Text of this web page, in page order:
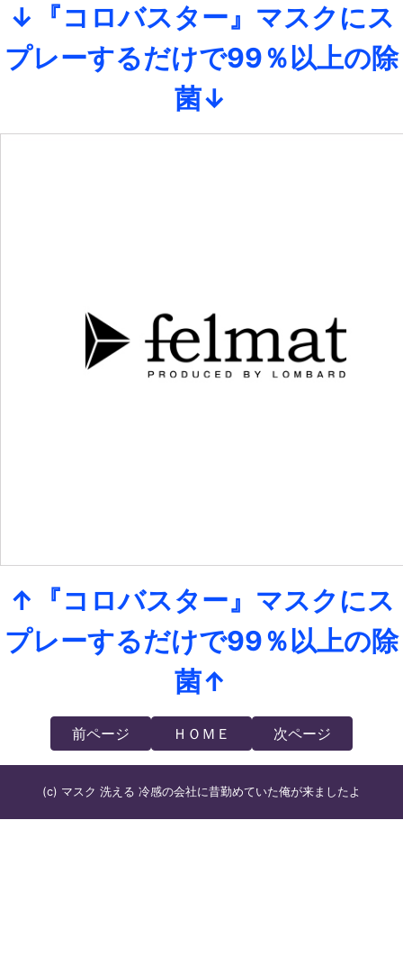
↓『コロバスター』マスクにス
プレーするだけで99％以上の除
菌↓
↑『コロバスター』マスクにス
プレーするだけで99％以上の除
菌↑
前ページ ＨＯＭＥ 次ページ
(c) マスク 洗える 冷感の会社に昔勤めていた俺が来ましたよ